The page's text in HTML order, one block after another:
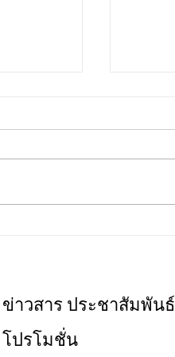
เขียว
ข่าวสาร ประชาสัมพันธ์
โปรโมชั่น